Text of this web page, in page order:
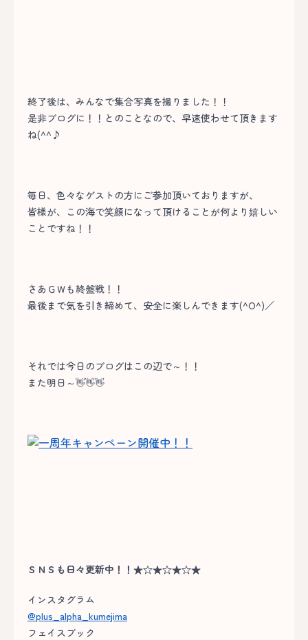
終了後は、みんなで集合写真を撮りました！！
是非ブログに！！とのことなので、早速使わせて頂きます
ね(^^♪
毎日、色々なゲストの方にご参加頂いておりますが、
皆様が、この海で笑顔になって頂けることが何より嬉しい
ことですね！！
さあＧＷも終盤戦！！
最後まで気を引き締めて、安全に楽しんできます(^O^)／
それでは今日のブログはこの辺で～！！
また明日～👋👋👋
ＳＮＳも日々更新中！！★☆★☆★☆★
インスタグラム
@plus_alpha_kumejima
フェイスブック